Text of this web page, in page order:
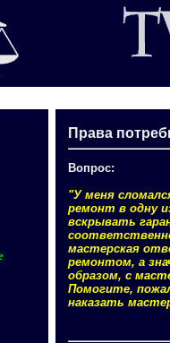
Права
Вопрос:
"У меня
ремонт в одну
вскрывать
мастерская
ремонтом, а
образом, с
Помогите,
наказать